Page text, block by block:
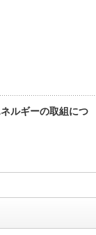
ルギーの取組につ